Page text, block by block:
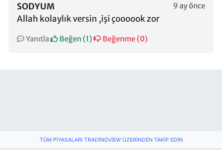
SODYUM 9 ay önce
Allah kolaylık versin ,işi çoooook zor
Yanıtla Beğen (1) Beğenme (0)
TÜM PIYASALARI TRADINGVIEW ÜZERINDEN TAKIP EDIN